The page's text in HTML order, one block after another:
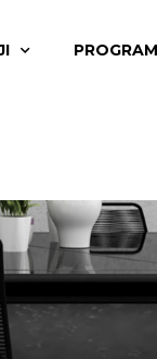
PROGRAM